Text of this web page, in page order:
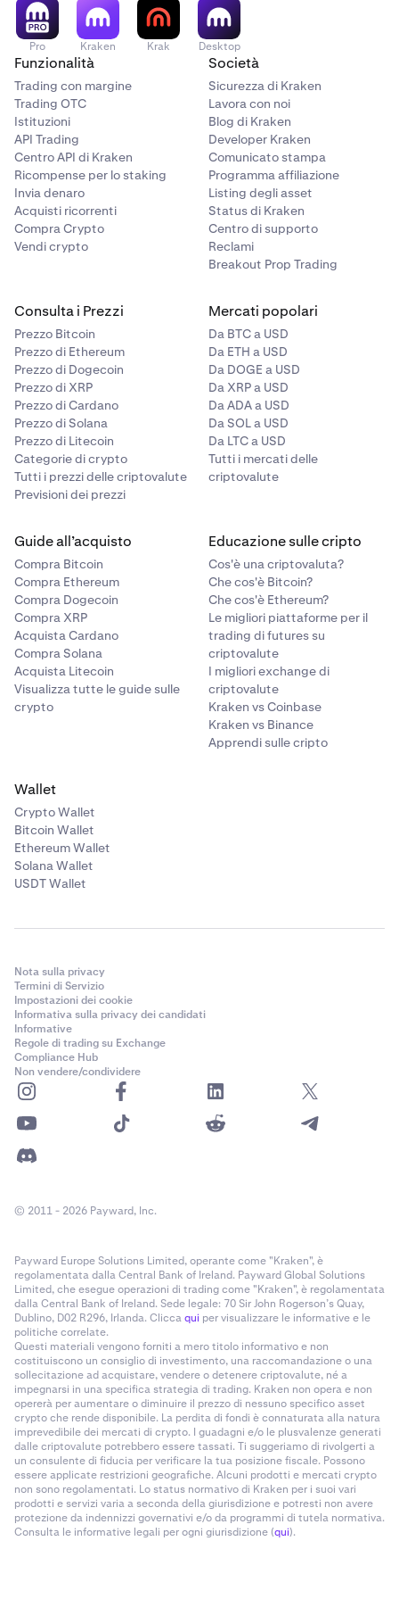
saldo di ciascuno.
Pro Kraken Krak Desktop
Funzionalità
Trading con margine
Trading OTC
Istituzioni
API Trading
Centro API di Kraken
Ricompense per lo staking
Invia denaro
Acquisti ricorrenti
Compra Crypto
Vendi crypto
Società
Sicurezza di Kraken
Lavora con noi
Blog di Kraken
Developer Kraken
Comunicato stampa
Programma affiliazione
Listing degli asset
Status di Kraken
Centro di supporto
Reclami
Breakout Prop Trading
Consulta i Prezzi
Prezzo Bitcoin
Prezzo di Ethereum
Prezzo di Dogecoin
Prezzo di XRP
Prezzo di Cardano
Prezzo di Solana
Prezzo di Litecoin
Categorie di crypto
Tutti i prezzi delle criptovalute
Previsioni dei prezzi
Mercati popolari
Da BTC a USD
Da ETH a USD
Da DOGE a USD
Da XRP a USD
Da ADA a USD
Da SOL a USD
Da LTC a USD
Tutti i mercati delle
criptovalute
Guide all’acquisto
Compra Bitcoin
Compra Ethereum
Compra Dogecoin
Compra XRP
Acquista Cardano
Compra Solana
Acquista Litecoin
Visualizza tutte le guide sulle
crypto
Educazione sulle cripto
Cos'è una criptovaluta?
Che cos'è Bitcoin?
Che cos'è Ethereum?
Le migliori piattaforme per il
trading di futures su
criptovalute
I migliori exchange di
criptovalute
Kraken vs Coinbase
Kraken vs Binance
Apprendi sulle cripto
Wallet
Crypto Wallet
Bitcoin Wallet
Ethereum Wallet
Solana Wallet
USDT Wallet
Nota sulla privacy
Termini di Servizio
Impostazioni dei cookie
Informativa sulla privacy dei candidati
Informative
Regole di trading su Exchange
Compliance Hub
Non vendere/condividere
© 2011 - 2026 Payward, Inc.
Payward Europe Solutions Limited, operante come "Kraken", è
regolamentata dalla Central Bank of Ireland. Payward Global Solutions
Limited, che esegue operazioni di trading come "Kraken", è regolamentata
dalla Central Bank of Ireland. Sede legale: 70 Sir John Rogerson’s Quay,
Dublino, D02 R296, Irlanda. Cliccaqui per visualizzare le informative e le
politiche correlate.
Questi materiali vengono forniti a mero titolo informativo e non
costituiscono un consiglio di investimento, una raccomandazione o una
sollecitazione ad acquistare, vendere o detenere criptovalute, né a
impegnarsi in una specifica strategia di trading. Kraken non opera e non
opererà per aumentare o diminuire il prezzo di nessuno specifico asset
crypto che rende disponibile. La perdita di fondi è connaturata alla natura
imprevedibile dei mercati di crypto. I guadagni e/o le plusvalenze generati
dalle criptovalute potrebbero essere tassati. Ti suggeriamo di rivolgerti a
un consulente di fiducia per verificare la tua posizione fiscale. Possono
essere applicate restrizioni geografiche. Alcuni prodotti e mercati crypto
non sono regolamentati. Lo status normativo di Kraken per i suoi vari
prodotti e servizi varia a seconda della giurisdizione e potresti non avere
protezione da indennizzi governativi e/o da programmi di tutela normativa.
Consulta le informative legali per ogni giurisdizione (qui).